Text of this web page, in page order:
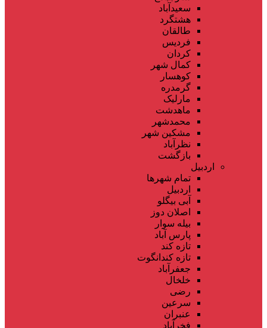
سعیدآباد
هشتگرد
طالقان
فردیس
کردان
کمال شهر
کوهسار
گرمدره
مارلیک
ماهدشت
محمدشهر
مشکین شهر
نظرآباد
بازگشت
اردبیل
تمام شهر‌ها
اردبیل
آبی بیگلو
اصلان دوز
بیله سوار
پارس آباد
تازه کند
تازه کندانگوت
جعفرآباد
خلخال
رضی
سرعین
عنبران
فخرآباد